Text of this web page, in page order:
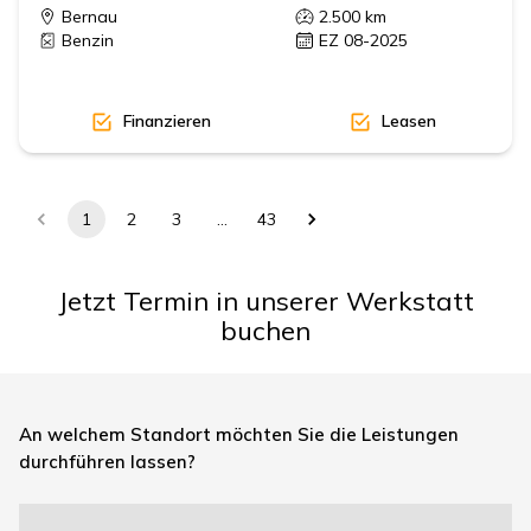
Bernau 2.500 km
Benzin
EZ 08-2025
Finanzieren Leasen
1 2 3 … 43
Jetzt Termin in unserer Werkstatt
buchen
An welchem Standort möchten Sie die Leistungen
durchführen lassen?